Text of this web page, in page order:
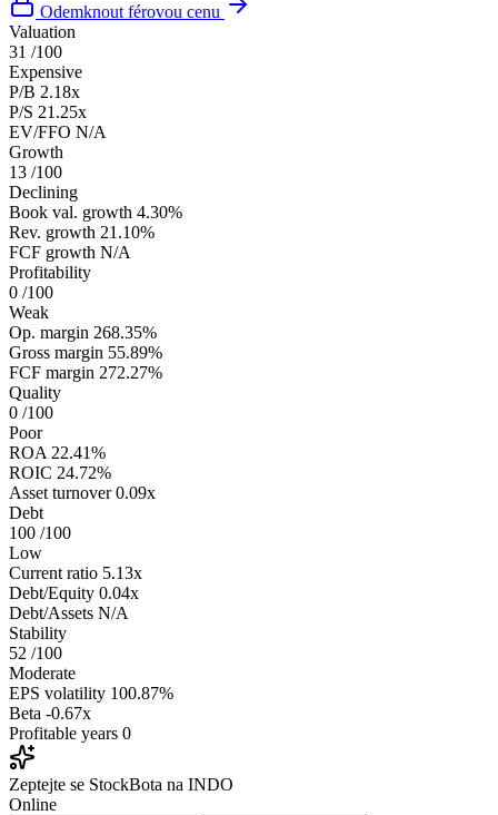
Odemknout férovou cenu
Valuation
31 /100
Expensive
P/B 2.18x
P/S 21.25x
EV/FFO N/A
Growth
13 /100
Declining
Book val. growth 4.30%
Rev. growth 21.10%
FCF growth N/A
Profitability
0 /100
Weak
Op. margin 268.35%
Gross margin 55.89%
FCF margin 272.27%
Quality
0 /100
Poor
ROA 22.41%
ROIC 24.72%
Asset turnover 0.09x
Debt
100 /100
Low
Current ratio 5.13x
Debt/Equity 0.04x
Debt/Assets N/A
Stability
52 /100
Moderate
EPS volatility 100.87%
Beta -0.67x
Profitable years 0
Zeptejte se StockBota na INDO
Online